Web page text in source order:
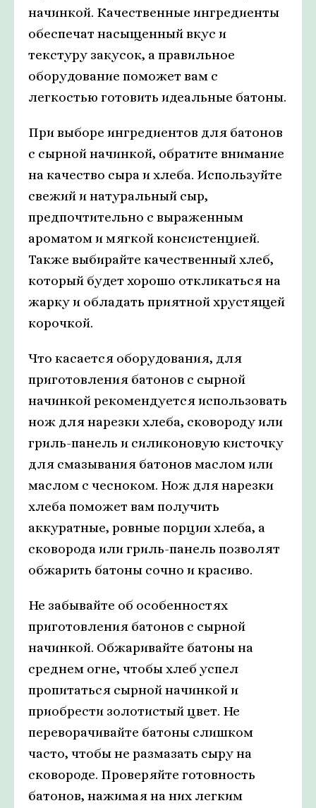
начинкой. Качественные ингредиенты
обеспечат насыщенный вкус и
текстуру закусок, а правильное
оборудование поможет вам с
легкостью готовить идеальные батоны.
При выборе ингредиентов для батонов
с сырной начинкой, обратите внимание
на качество сыра и хлеба. Используйте
свежий и натуральный сыр,
предпочтительно с выраженным
ароматом и мягкой консистенцией.
Также выбирайте качественный хлеб,
который будет хорошо откликаться на
жарку и обладать приятной хрустящей
корочкой.
Что касается оборудования, для
приготовления батонов с сырной
начинкой рекомендуется использовать
нож для нарезки хлеба, сковороду или
гриль-панель и силиконовую кисточку
для смазывания батонов маслом или
маслом с чесноком. Нож для нарезки
хлеба поможет вам получить
аккуратные, ровные порции хлеба, а
сковорода или гриль-панель позволят
обжарить батоны сочно и красиво.
Не забывайте об особенностях
приготовления батонов с сырной
начинкой. Обжаривайте батоны на
среднем огне, чтобы хлеб успел
пропитаться сырной начинкой и
приобрести золотистый цвет. Не
переворачивайте батоны слишком
часто, чтобы не размазать сыру на
сковороде. Проверяйте готовность
батонов, нажимая на них легким